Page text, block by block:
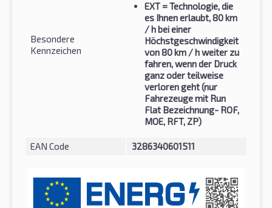
Besondere
Kennzeichen
EXT = Technologie, die
es Ihnen erlaubt, 80 km
/ h bei einer
Höchstgeschwindigkeit
von 80 km / h weiter zu
fahren, wenn der Druck
ganz oder teilweise
verloren geht (nur
Fahrezeuge mit Run
Flat Bezeichnung- ROF,
MOE, RFT, ZP)
EAN Code 3286340601511